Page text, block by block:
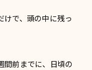
けで、頭の中に残っ
間前までに、日頃の